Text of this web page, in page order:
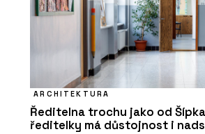
ARCHITEKTURA
Ředitelna trochu jako od
ředitelky má důstojnost i